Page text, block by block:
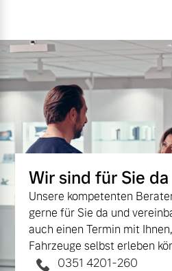
Wir sind für Sie da
Unsere kompetenten
gerne für Sie da und
auch einen Termin mit
Fahrzeuge selbst erleben
0351 4201-260